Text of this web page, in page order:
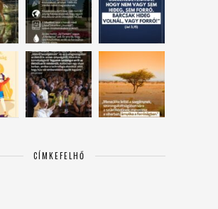
CÍMKEFELHŐ